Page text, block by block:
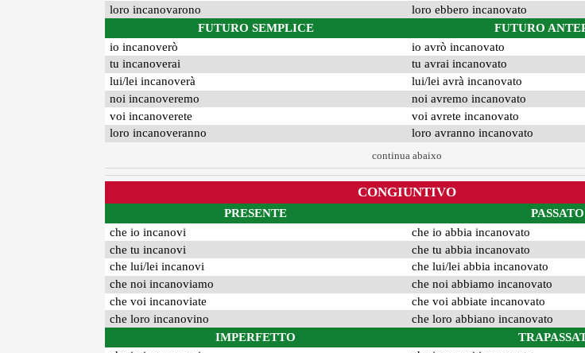
loro incanovarono
FUTURO SEMPLICE
io incanoverò
tu incanoverai
lui/lei incanoverà
noi incanoveremo
voi incanoverete
loro incanoveranno
loro ebbero incanovato
FUTURO
io avrò incanovato
tu avrai incanovato
lui/lei avrà incanovato
noi avremo incanovato
voi avrete incanovato
loro avranno incanovato
continua abaixo
CONGIUNTIVO
PRESENTE
che io incanovi
che tu incanovi
che lui/lei incanovi
che noi incanoviamo
che voi incanoviate
che loro incanovino
IMPERFETTO
PASSATO
che io abbia incanovato
che tu abbia incanovato
che lui/lei abbia incanovato
che noi abbiamo incanovato
che voi abbiate incanovato
che loro abbiano incanovato